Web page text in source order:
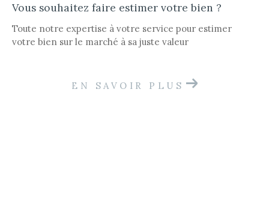
Vous souhaitez faire estimer votre bien ?
Toute notre expertise à votre service pour estimer
votre bien sur le marché à sa juste valeur
EN SAVOIR PLUS